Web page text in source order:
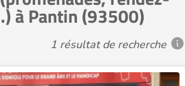
à Pantin (93500)
1 résultat de recherche